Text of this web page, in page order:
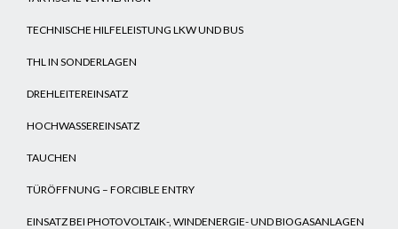
TECHNISCHE HILFELEISTUNG LKW UND BUS
THL IN SONDERLAGEN
DREHLEITEREINSATZ
HOCHWASSEREINSATZ
TAUCHEN
TÜRÖFFNUNG – FORCIBLE ENTRY
EINSATZ BEI PHOTOVOLTAIK-, WINDENERGIE- UND BIOGASANLAGEN